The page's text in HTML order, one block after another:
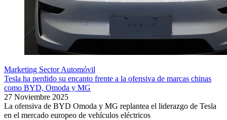
Marketing Sector Automóvil
Tesla ha perdido su encanto frente a la ofensiva de marcas chinas
como BYD, Omoda y MG
27 Noviembre 2025
La ofensiva de BYD Omoda y MG replantea el liderazgo de Tesla
en el mercado europeo de vehículos eléctricos